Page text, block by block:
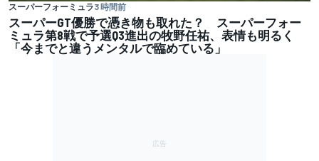
スーパーフォーミュラ3 時間前
スーパーGT優勝で憑き物も取れた？ スーパーフォー
ミュラ第8戦で予選Q3進出の牧野任祐、表情も明るく
「今までと違うメンタルで臨めている」